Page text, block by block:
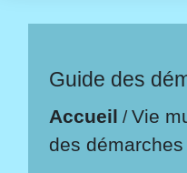
Guide des
Accueil /Vie
des démarches